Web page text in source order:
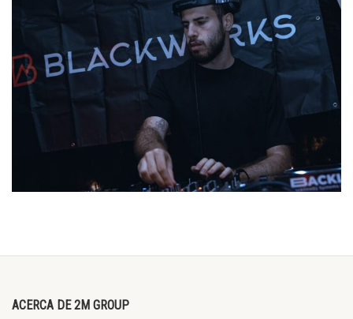
ACERCA DE 2M GROUP